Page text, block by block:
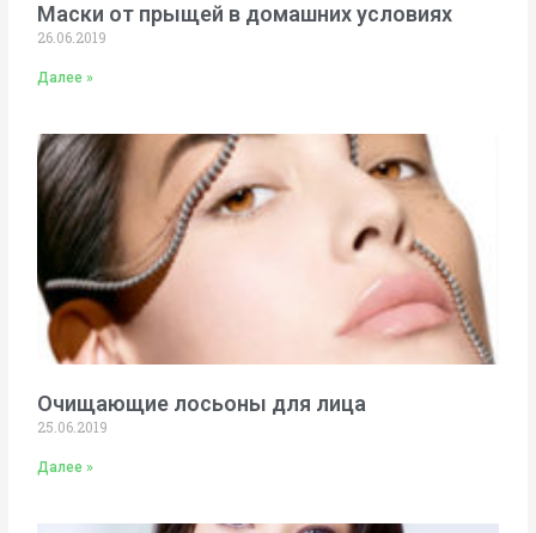
Маски от прыщей в домашних условиях
26.06.2019
Далее »
Очищающие лосьоны для лица
25.06.2019
Далее »